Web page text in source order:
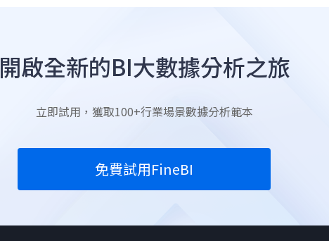
開啟全新的BI大數據分析之旅
立即試用，獲取100+行業場景數據分析範本
免費試用FineBI